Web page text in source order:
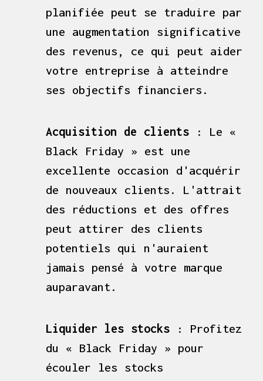
planifiée peut se traduire par
une augmentation significative
des revenus, ce qui peut aider
votre entreprise à atteindre
ses objectifs financiers.
Acquisition de clients: Le «
Black Friday » est une
excellente occasion d'acquérir
de nouveaux clients. L'attrait
des réductions et des offres
peut attirer des clients
potentiels qui n'auraient
jamais pensé à votre marque
auparavant.
Liquider les stocks: Profitez
du « Black Friday » pour
écouler les stocks